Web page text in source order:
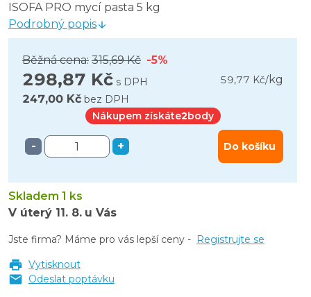
ISOFA PRO mycí pasta 5 kg
Podrobný popis
Běžná cena: 315,69 Kč -5%
298,87 Kč s DPH 59,77 Kč/kg
247,00 Kč bez DPH
Nákupem získáte2body
- + Do košíku
Skladem 1 ks
V úterý 11. 8. u Vás
Jste firma? Máme pro vás lepší ceny - Registrujte se
Vytisknout
Odeslat poptávku